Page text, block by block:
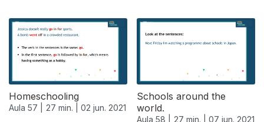
Homeschooling
Aula 57 | 27 min. | 02 jun. 2021
Schools around the
world.
Aula 58 | 27 min. | 07 jun. 2021